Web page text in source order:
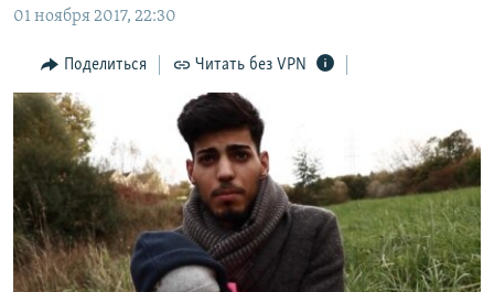
Вернутся
поиску
ИНТЕРАКТИВ
ИНФОГРАФИКА
ТЕЛЕПРОЕКТ КРЫМ.РЕАЛИИ
СОВЕТЫ ПРАВОЗАЩИТНИКОВ
ПРОПАВШИЕ БЕЗ ВЕСТИ
ПОБЕДИТЕЛЕЙ НЕ СУДЯТ?
КРЫМ.НЕПОКОРЕННЫЙ
РАДІО СВОБОДА
КАК ОБОЙТИ БЛОКИРОВКУ
Українською
Qırımtatar
ПРИСОЕДИНЯЙТЕСЬ!
01 ноября 2017, 22:30
Поделиться Читать без VPN